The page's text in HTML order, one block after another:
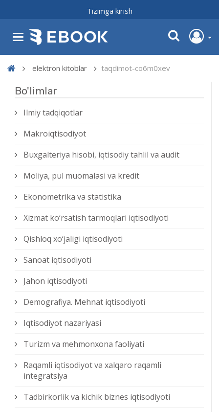
Tizimga kirish
elektron kitoblar taqdimot-co6m0xev
Bo'limlar
Ilmiy tadqiqotlar
Makroiqtisodiyot
Buxgalteriya hisobi, iqtisodiy tahlil va audit
Moliya, pul muomalasi va kredit
Ekonometrika va statistika
Xizmat kо‘rsatish tarmoqlari iqtisodiyoti
Qishloq xо‘jaligi iqtisodiyoti
Sanoat iqtisodiyoti
Jahon iqtisodiyoti
Demografiya. Mehnat iqtisodiyoti
Iqtisodiyot nazariyasi
Turizm va mehmonxona faoliyati
Raqamli iqtisodiyot va xalqaro raqamli
integratsiya
Tadbirkorlik va kichik biznes iqtisodiyoti